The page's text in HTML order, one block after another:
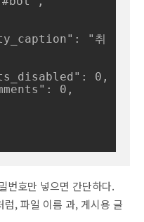
"취
0,
번호만 넣으면 간단하다.
, 파일 이름 과, 게시용 글